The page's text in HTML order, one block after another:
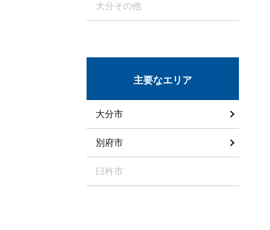
大分その他
主要なエリア
大分市
別府市
臼杵市